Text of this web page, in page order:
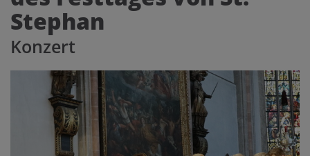
Stephan
Konzert